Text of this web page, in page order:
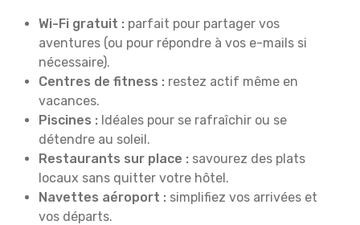
Wi-Fi gratuit : parfait pour partager vos
aventures (ou pour répondre à vos e-mails si
nécessaire).
Centres de fitness : restez actif même en
vacances.
Piscines : Idéales pour se rafraîchir ou se
détendre au soleil.
Restaurants sur place : savourez des plats
locaux sans quitter votre hôtel.
Navettes aéroport : simplifiez vos arrivées et
vos départs.